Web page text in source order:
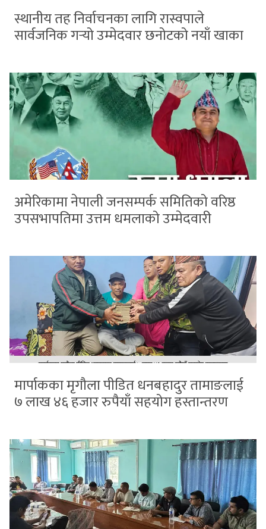
स्थानीय तह निर्वाचनका लागि रास्वपाले
सार्वजनिक गर्‍यो उम्मेदवार छनोटको नयाँ खाका
अमेरिकामा नेपाली जनसम्पर्क समितिको वरिष्ठ
उपसभापतिमा उत्तम धमलाको उम्मेदवारी
मार्पाकका मृगौला पीडित धनबहादुर तामाङलाई
७ लाख ४६ हजार रुपैयाँ सहयोग हस्तान्तरण